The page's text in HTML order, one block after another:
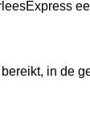
in de